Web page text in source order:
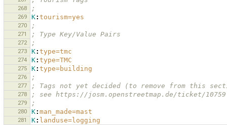
268 ;
269 K: tourism=yes
270 ;
271 ; Type Key/Value Pairs
272 ;
273 K: type=tmc
274 K: type=TMC
275 K: type=building
276 ;
277 ; Tags not yet decided (to remove from this
278 ; see https://josm.openstreetmap.de/ticket/10759
279 ;
280 K: man_made=mast
281 K: landuse=logging